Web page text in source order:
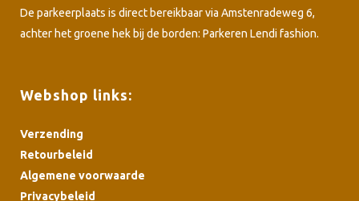
De parkeerplaats is direct bereikbaar via Amstenradeweg 6,
achter het groene hek bij de borden: Parkeren Lendi fashion.
Webshop links:
Verzending
Retourbeleid
Algemene voorwaarde
Privacybeleid